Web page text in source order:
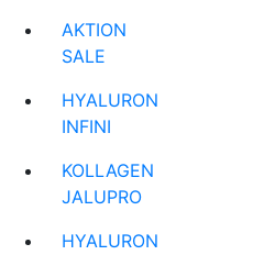
AKTION
SALE
HYALURON
INFINI
KOLLAGEN
JALUPRO
HYALURON